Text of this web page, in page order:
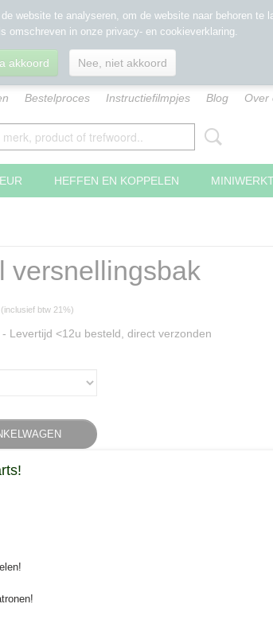
Bestelproces Instructiefilmpjes Blog Over
HEFFEN EN KOPPELEN
versnellingsbak
(inclusief btw 21%)
- Levertijd <12u besteld, direct verzonden
passend in de versnellingsbak van de Iseki
website te analyseren, om de website naar behoren te
omschreven in onze privacy- en cookieverklaring.
akkoord Nee, niet akkoord